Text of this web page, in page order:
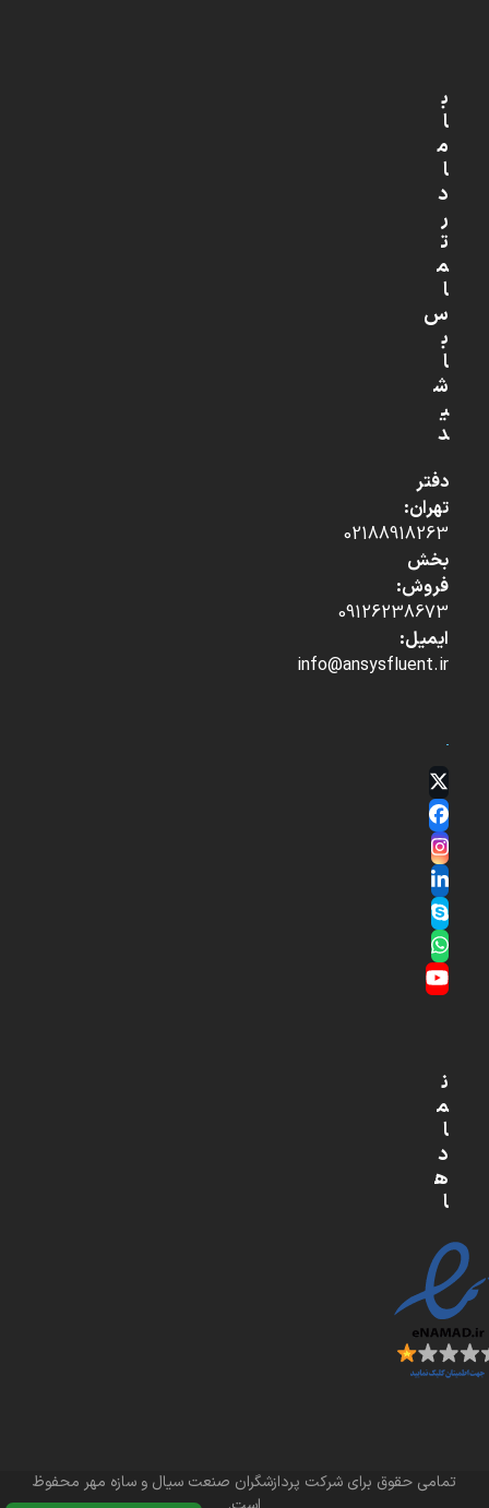
ب
ا
م
ا
د
ر
ت
م
ا
س
ب
ا
ش
ی
د
دفتر
تهران:
02188918263
بخش
فروش:
09126238673
ایمیل:
info@ansysfluent.ir
Twitter
(deprecated)
Facebook
Instagram
LinkedIn
Skype
Whatsapp
YouTube
ن
م
ا
د
ه
ا
تمامی حقوق برای شرکت پردازشگران صنعت سیال و سازه مهر محفوظ